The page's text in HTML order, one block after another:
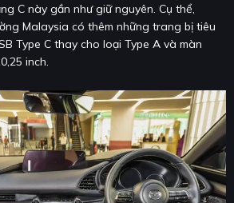
C này gần như giữ nguyên. Cụ thể,
Malaysia có thêm những trang bị tiêu
Type C thay cho loại Type A và màn
inch.